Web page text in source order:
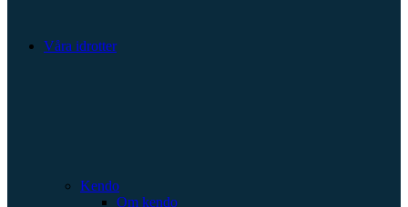
Våra idrotter
Kendo
Om kendo